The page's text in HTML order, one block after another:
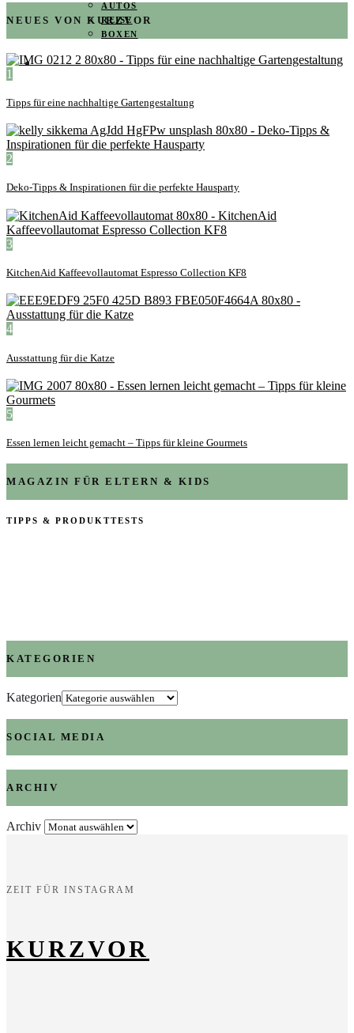
AUTOS
REISE
BOXEN
KIND & KEGEL
NEUES VON KURZVOR
1
Tipps für eine nachhaltige Gartengestaltung
2
Deko-Tipps & Inspirationen für die perfekte Hausparty
3
KitchenAid Kaffeevollautomat Espresso Collection KF8
4
Ausstattung für die Katze
5
Essen lernen leicht gemacht – Tipps für kleine Gourmets
MAGAZIN FÜR ELTERN & KIDS
TIPPS & PRODUKTTESTS
KATEGORIEN
Kategorien
SOCIAL MEDIA
ARCHIV
Archiv
ZEIT FÜR INSTAGRAM
KURZVOR